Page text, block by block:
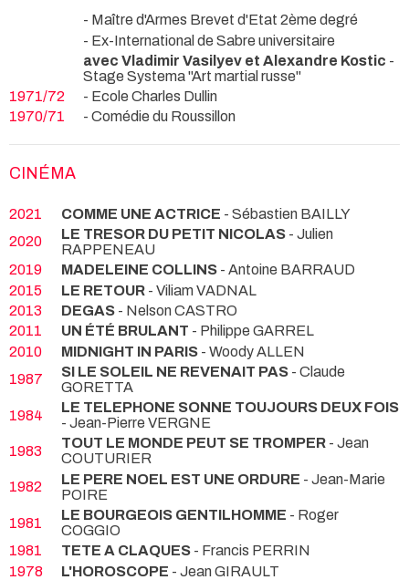
- Maître d'Armes Brevet d'Etat 2ème degré
- Ex-International de Sabre universitaire
avec Vladimir Vasilyev et Alexandre Kostic -
Stage Systema "Art martial russe"
1971/72
- Ecole Charles Dullin
1970/71
- Comédie du Roussillon
CINÉMA
2021 COMME UNE ACTRICE - Sébastien BAILLY
2020
LE TRESOR DU PETIT NICOLAS - Julien
RAPPENEAU
2019
MADELEINE COLLINS - Antoine BARRAUD
2015
LE RETOUR - Viliam VADNAL
2013
DEGAS - Nelson CASTRO
2011
UN ÉTÉ BRULANT - Philippe GARREL
2010
MIDNIGHT IN PARIS - Woody ALLEN
1987
SI LE SOLEIL NE REVENAIT PAS - Claude
GORETTA
1984
LE TELEPHONE SONNE TOUJOURS DEUX FOIS
- Jean-Pierre VERGNE
1983
TOUT LE MONDE PEUT SE TROMPER - Jean
COUTURIER
1982
LE PERE NOEL EST UNE ORDURE - Jean-Marie
POIRE
1981
LE BOURGEOIS GENTILHOMME - Roger
COGGIO
1981
TETE A CLAQUES - Francis PERRIN
1978
L'HOROSCOPE - Jean GIRAULT